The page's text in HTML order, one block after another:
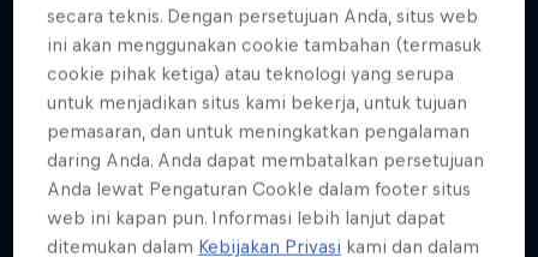
secara teknis. Dengan persetujuan Anda, situs web
ini akan menggunakan cookie tambahan (termasuk
cookie pihak ketiga) atau teknologi yang serupa
untuk menjadikan situs kami bekerja, untuk tujuan
pemasaran, dan untuk meningkatkan pengalaman
daring Anda. Anda dapat membatalkan persetujuan
Anda lewat Pengaturan CookIe dalam footer situs
web ini kapan pun. Informasi lebih lanjut dapat
ditemukan dalam Kebijakan Privasi kami dan dalam